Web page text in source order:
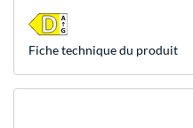
Fiche technique du produit